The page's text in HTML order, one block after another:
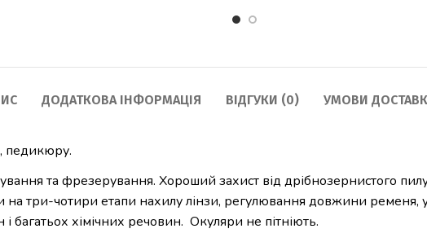
ДОДАТКОВА ІНФОРМАЦІЯ ВІДГУКИ (0) УМОВИ
педикюру.
та фрезерування. Хороший захист від дрібнозернистого
три-чотири етапи нахилу лінзи, регулювання довжини ременя,
багатьох хімічних речовин. Окуляри не пітніють.